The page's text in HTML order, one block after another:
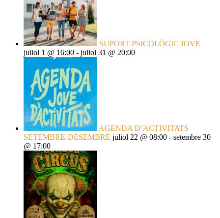
SUPORT PSICOLÒGIC JOVE
juliol 1 @ 16:00 - juliol 31 @ 20:00
AGENDA D’ACTIVITATS
SETEMBRE-DESEMBRE juliol 22 @ 08:00 - setembre 30
@ 17:00